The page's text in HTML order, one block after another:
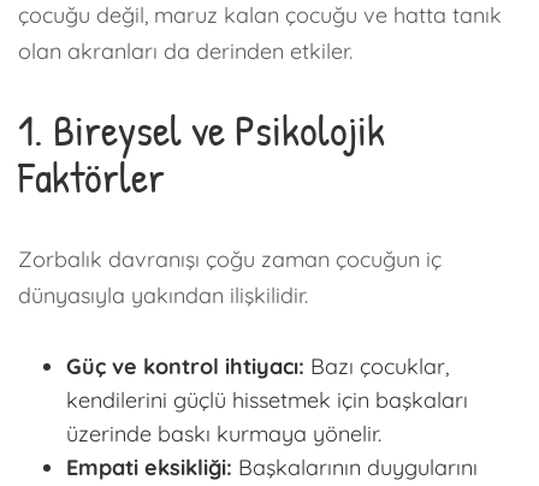
çocuğu değil, maruz kalan çocuğu ve hatta tanık
olan akranları da derinden etkiler.
1. Bireysel ve Psikolojik
Faktörler
Zorbalık davranışı çoğu zaman çocuğun iç
dünyasıyla yakından ilişkilidir.
Güç ve kontrol ihtiyacı: Bazı çocuklar,
kendilerini güçlü hissetmek için başkaları
üzerinde baskı kurmaya yönelir.
Empati eksikliği: Başkalarının duygularını